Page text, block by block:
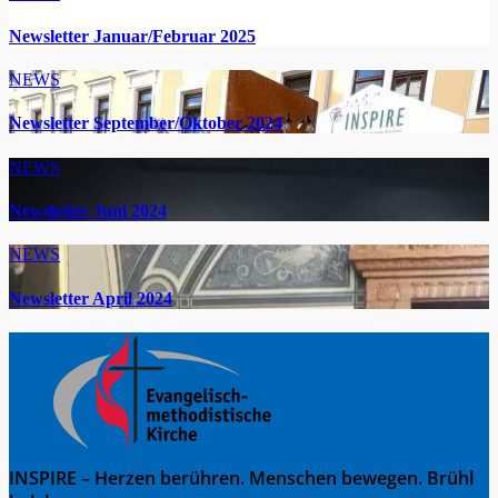
Newsletter Januar/Februar 2025
NEWS
Newsletter September/Oktober 2024
NEWS
Newsletter Juni 2024
NEWS
Newsletter April 2024
INSPIRE – Herzen berühren. Menschen bewegen. Brühl